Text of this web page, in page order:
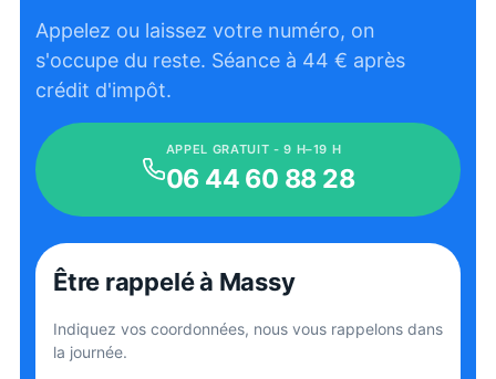
Appelez ou laissez votre numéro, on
s'occupe du reste. Séance à 44 € après
crédit d'impôt.
APPEL GRATUIT - 9 H–19 H
06 44 60 88 28
Être rappeléà Massy
Indiquez vos coordonnées, nous vous rappelons dans
la journée.